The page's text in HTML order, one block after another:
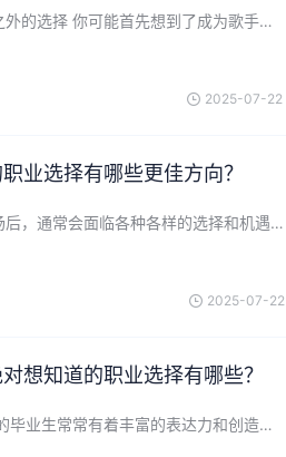
的选择 你可能首先想到了成为歌手…
2025-07-22
业选择有哪些更佳方向？
，通常会面临各种各样的选择和机遇…
2025-07-22
想知道的职业选择有哪些？
毕业生常常有着丰富的表达力和创造…